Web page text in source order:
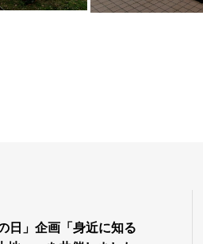
日」企画「身近に知る